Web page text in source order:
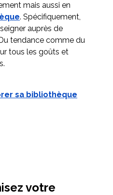
mais aussi en
. Spécifiquement,
auprès de
tendance comme du
tous les goûts et
sa bibliothèque
votre